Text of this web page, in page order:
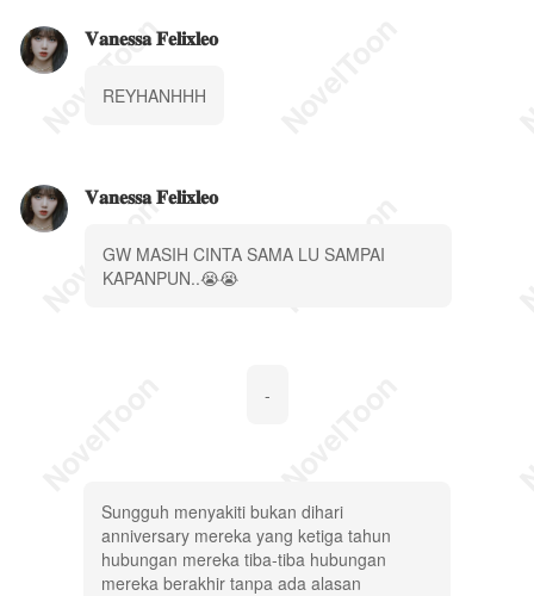
𝐕𝐚𝐧𝐞𝐬𝐬𝐚 𝐅𝐞𝐥𝐢𝐱𝐥𝐞𝐨
REYHANHHH
𝐕𝐚𝐧𝐞𝐬𝐬𝐚 𝐅𝐞𝐥𝐢𝐱𝐥𝐞𝐨
GW MASIH CINTA SAMA LU SAMPAI
KAPANPUN..😭😭
-
Sungguh menyakiti bukan dihari
anniversary mereka yang ketiga tahun
hubungan mereka tiba-tiba hubungan
mereka berakhir tanpa ada alasan